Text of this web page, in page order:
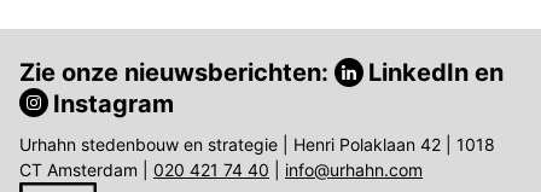
Zie onze nieuwsberichten: LinkedIn en
Instagram
Urhahn stedenbouw en strategie | Henri Polaklaan 42 | 1018
CT Amsterdam | 020 421 74 40 info@urhahn.com